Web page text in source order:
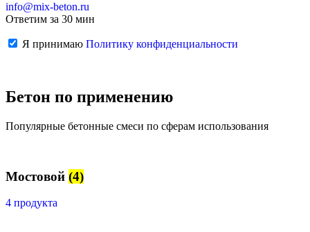
info@mix-beton.ru
Ответим за 30 мин
Я принимаю Политику конфиденциальности
Бетон по применению
Популярные бетонные смеси по сферам использования
Мостовой (4)
4 продукта